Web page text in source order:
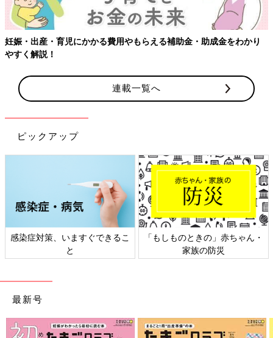
水野 「『おかゆいところはないですか？』とお聞きすると、
『はい』と答える方がほとんどです。ただ、私は比較的にソフト
タッチで洗うので、『全体的にもっと洗って』と言われたことは
あります。また『どこか、おかかゆいところはありますか？』と
も、ここも、ここも』と結局全てだったことはありました
（笑）。
実は、私自身がお湯の温度や力加減などが気になるので、『お湯
のお加減いかがですか？』とか、椅子の背もたれを倒したときに
か？』などと細かく聞いてしまいます。
また施術しているほうの感覚とされているほうの感覚は違うと思
います。だからお客様が不快に思っているのに何も言えないのは
申し訳ないので、しっかり伺いなさいと教わりました。
一方、そうした声がけが苦手な人もいると思うので、そのあたり
は何度か来ていただくうちに、お客様にあわせて対応を変えてい
きます。
シャンプーというのは来ていただいたお客様との入り口のような
をかけているという側面もありますね」
私も「ここ、ゆすぎ足りないかも？」と思っても、プロがやって
ほうがいい信頼関係の構築につながるのかもしれませんね。
妊娠・出産・育児にかかる費用やもらえる補助金・助成金をわかり
やすく解説！
連載一覧へ
ピックアップ
感染症対策、いますぐできるこ
と
「もしものときの」赤ちゃん・
家族の防災
最新号